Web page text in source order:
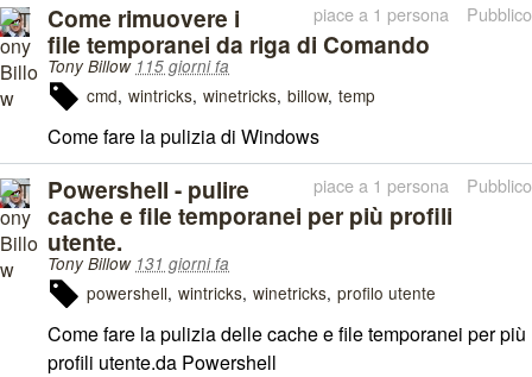
Pubblico
piace a 1 persona
Come rimuovere i
file temporanei da riga di Comando
Tony Billow 115 giorni fa
cmd wintricks winetricks billow temp
Come fare la pulizia di Windows
Pubblico
piace a 1 persona
Powershell - pulire
cache e file temporanei per più profili
utente.
Tony Billow 131 giorni fa
powershell wintricks winetricks profilo utente
Come fare la pulizia delle cache e file temporanei per più
profili utente.da Powershell